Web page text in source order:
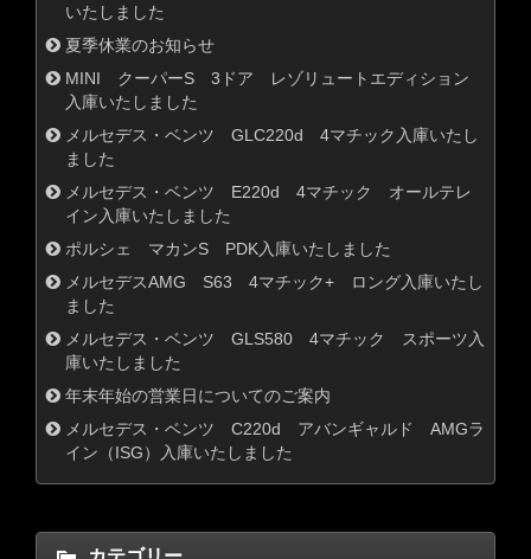
いたしました
夏季休業のお知らせ
MINI クーパーS 3ドア レゾリュートエディション
入庫いたしました
メルセデス・ベンツ GLC220d 4マチック入庫いたし
ました
メルセデス・ベンツ E220d 4マチック オールテレ
イン入庫いたしました
ポルシェ マカンS PDK入庫いたしました
メルセデスAMG S63 4マチック+ ロング入庫いたし
ました
メルセデス・ベンツ GLS580 4マチック スポーツ入
庫いたしました
年末年始の営業日についてのご案内
メルセデス・ベンツ C220d アバンギャルド AMGラ
イン（ISG）入庫いたしました